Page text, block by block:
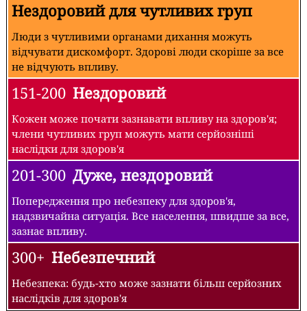
Нездоровий для чутливих груп
Люди з чутливими органами дихання можуть
відчувати дискомфорт. Здорові люди скоріше за все
не відчують впливу.
151-200 Нездоровий
Кожен може почати зазнавати впливу на здоров'я;
члени чутливих груп можуть мати серйозніші
наслідки для здоров'я
201-300 Дуже, нездоровий
Попередження про небезпеку для здоров'я,
надзвичайна ситуація. Все населення, швидше за все,
зазнає впливу.
300+ Небезпечний
Небезпека: будь-хто може зазнати більш серйозних
наслідків для здоров'я